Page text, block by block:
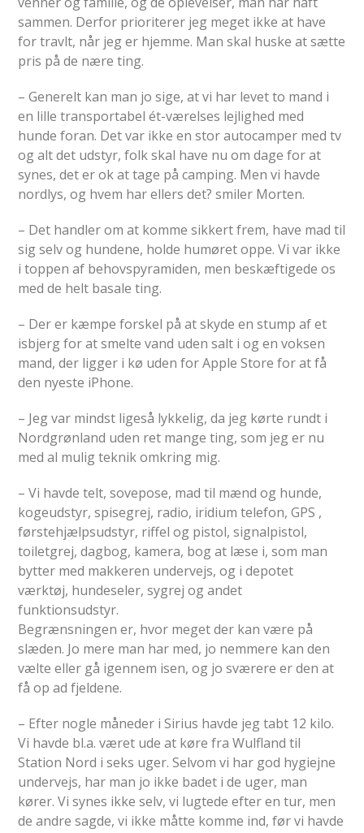
sammen. Derfor prioriterer jeg meget ikke at have
for travlt, når jeg er hjemme. Man skal huske at sætte
pris på de nære ting.
– Generelt kan man jo sige, at vi har levet to mand i
en lille transportabel ét-værelses lejlighed med
hunde foran. Det var ikke en stor autocamper med tv
og alt det udstyr, folk skal have nu om dage for at
synes, det er ok at tage på camping. Men vi havde
nordlys, og hvem har ellers det? smiler Morten.
– Det handler om at komme sikkert frem, have mad til
sig selv og hundene, holde humøret oppe. Vi var ikke
i toppen af behovspyramiden, men beskæftigede os
med de helt basale ting.
– Der er kæmpe forskel på at skyde en stump af et
isbjerg for at smelte vand uden salt i og en voksen
mand, der ligger i kø uden for Apple Store for at få
den nyeste iPhone.
– Jeg var mindst ligeså lykkelig, da jeg kørte rundt i
Nordgrønland uden ret mange ting, som jeg er nu
med al mulig teknik omkring mig.
– Vi havde telt, sovepose, mad til mænd og hunde,
kogeudstyr, spisegrej, radio, iridium telefon, GPS ,
førstehjælpsudstyr, riffel og pistol, signalpistol,
toiletgrej, dagbog, kamera, bog at læse i, som man
bytter med makkeren undervejs, og i depotet
værktøj, hundeseler, sygrej og andet
funktionsudstyr.
Begrænsningen er, hvor meget der kan være på
slæden. Jo mere man har med, jo nemmere kan den
vælte eller gå igennem isen, og jo sværere er den at
få op ad fjeldene.
– Efter nogle måneder i Sirius havde jeg tabt 12 kilo.
Vi havde bl.a. været ude at køre fra Wulfland til
Station Nord i seks uger. Selvom vi har god hygiejne
undervejs, har man jo ikke badet i de uger, man
kører. Vi synes ikke selv, vi lugtede efter en tur, men
de andre sagde, vi ikke måtte komme ind, før vi havde